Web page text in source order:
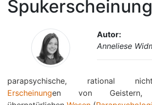
Autor:
Anneliese
parapsychische, rational
Erscheinungen von Geistern,